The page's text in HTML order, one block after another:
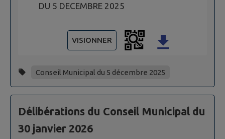
DU 5 DECEMBRE 2025
VISIONNER
Conseil Municipal du 5 décembre 2025
Délibérations du Conseil Municipal du
30 janvier 2026